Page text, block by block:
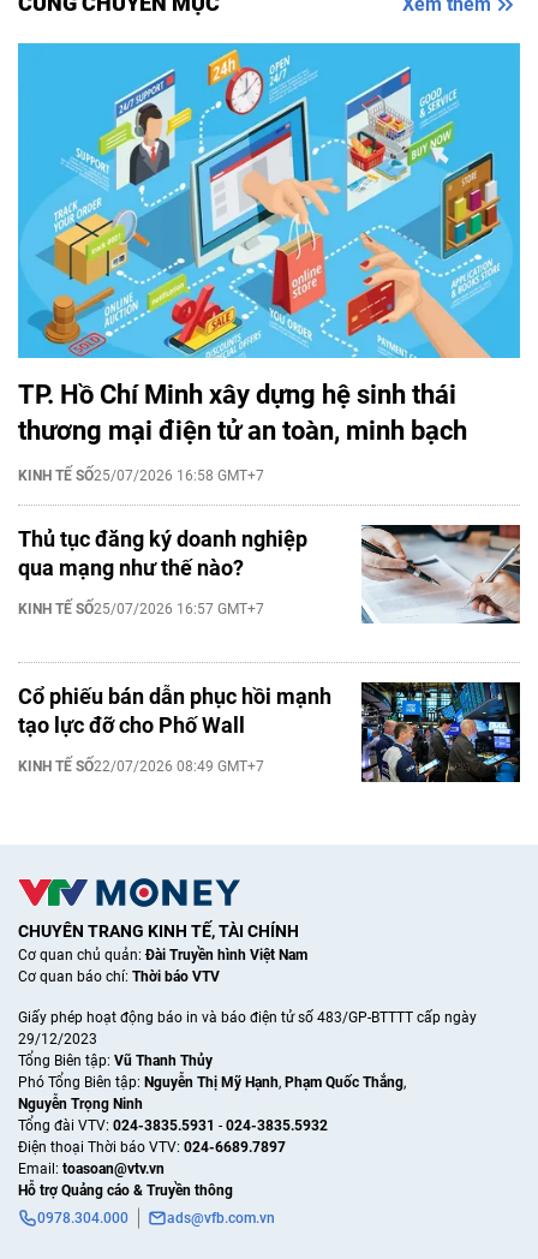
Xem thêm
TP. Hồ Chí Minh xây dựng hệ sinh thái
thương mại điện tử an toàn, minh bạch
KINH TẾ SỐ25/07/2026 16:58 GMT+7
Thủ tục đăng ký doanh nghiệp
qua mạng như thế nào?
KINH TẾ SỐ25/07/2026 16:57 GMT+7
Cổ phiếu bán dẫn phục hồi mạnh
tạo lực đỡ cho Phố Wall
KINH TẾ SỐ22/07/2026 08:49 GMT+7
CHUYÊN TRANG KINH TẾ, TÀI CHÍNH
Cơ quan chủ quản:Đài Truyền hình Việt Nam
Cơ quan báo chí: Thời báo VTV
Giấy phép hoạt động báo in và báo điện tử số 483/GP-BTTTT cấp ngày
29/12/2023
Tổng Biên tập: Vũ Thanh Thủy
Phó Tổng Biên tập: Nguyễn Thị Mỹ Hạnh, Phạm Quốc Thắng,
Nguyễn Trọng Ninh
Tổng đài VTV: 024-3835.5931 - 024-3835.5932
Ðiện thoại Thời báo VTV: 024-6689.7897
Email: toasoan@vtv.vn
Hỗ trợ Quảng cáo & Truyền thông
0978.304.000
ads@vfb.com.vn